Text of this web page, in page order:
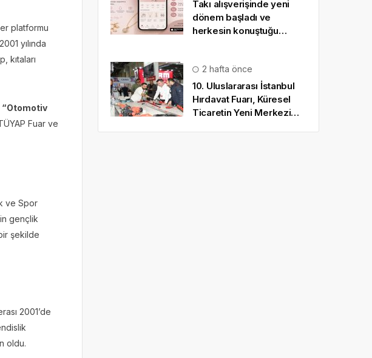
platformu
yılında
kıtaları
“Otomotiv
Fuar ve
ve Spor
gençlik
şekilde
2001’de
oldu.
Takı alışverişinde yeni
dönem başladı ve
herkesin konuştuğu
2 hafta önce
10. Uluslararası İstanbul
Hırdavat Fuarı, Küresel
Ticaretin Yeni Merkezi